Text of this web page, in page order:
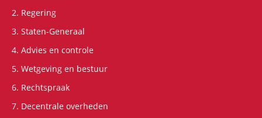
2. Regering
3. Staten-Generaal
4. Advies en controle
5. Wetgeving en bestuur
6. Rechtspraak
7. Decentrale overheden